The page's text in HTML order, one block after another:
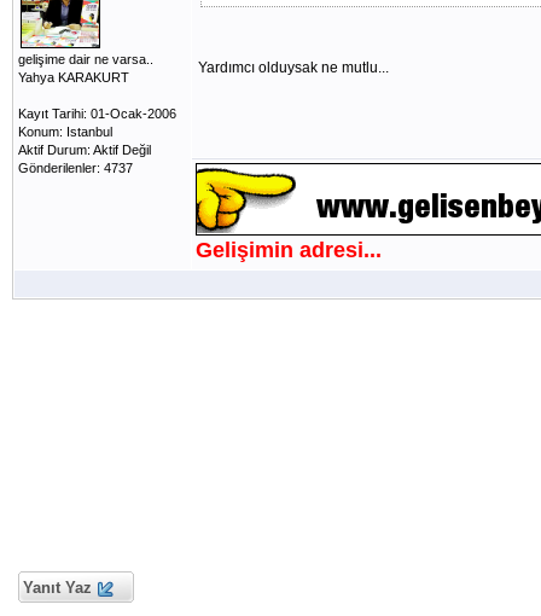
gelişime dair ne varsa..
Yahya KARAKURT
Kayıt Tarihi: 01-Ocak-2006
Konum: Istanbul
Aktif Durum: Aktif Değil
Gönderilenler: 4737
Yardımcı olduysak ne mutlu...
Gelişimin adresi...
Yanıt Yaz